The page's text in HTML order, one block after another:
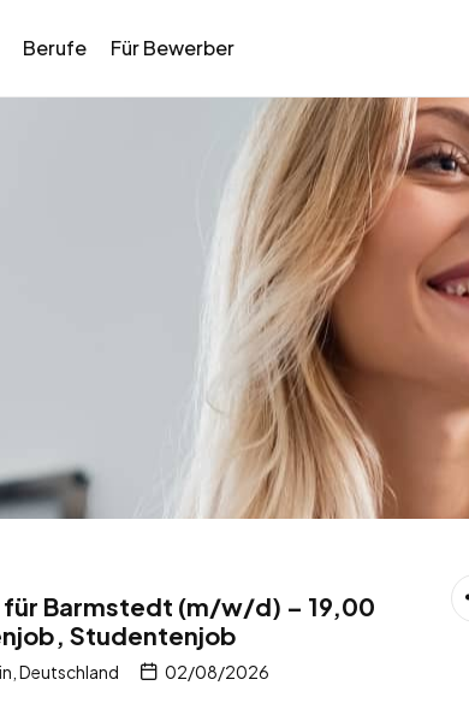
Berufe Für Bewerber
Barmstedt (m/w/d) – 19,00
Studentenjob
Deutschland 02/08/2026